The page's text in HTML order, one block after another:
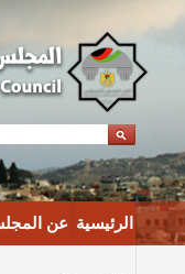
الرئيسية عن